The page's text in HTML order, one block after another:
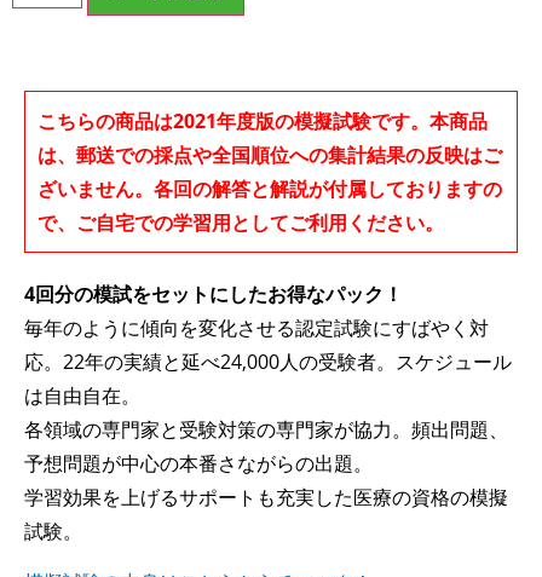
こちらの商品は2021年度版の模擬試験です。本商品
は、郵送での採点や全国順位への集計結果の反映はご
ざいません。各回の解答と解説が付属しておりますの
で、ご自宅での学習用としてご利用ください。
4回分の模試をセットにしたお得なパック！
毎年のように傾向を変化させる認定試験にすばやく対
応。22年の実績と延べ24,000人の受験者。スケジュール
は自由自在。
各領域の専門家と受験対策の専門家が協力。頻出問題、
予想問題が中心の本番さながらの出題。
学習効果を上げるサポートも充実した医療の資格の模擬
試験。